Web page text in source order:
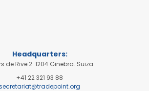
Headquarters:
de Rive 2. 1204 Ginebra. Suiza
+41 22 321 93 88